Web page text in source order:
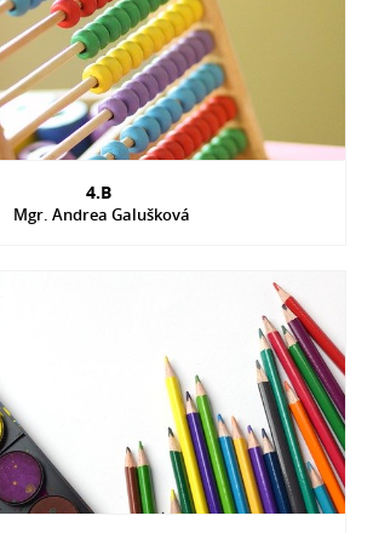
4.B
Mgr. Andrea Galušková